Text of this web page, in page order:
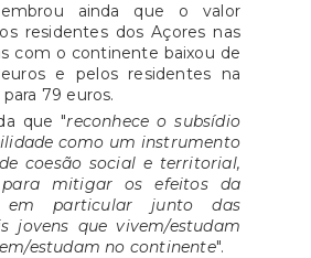
ainda que o valor
residentes dos Açores nas
com o continente baixou de
e pelos residentes na
79 euros.
que "reconhece o subsídio
como um instrumento
coesão social e territorial,
para mitigar os efeitos da
em particular junto das
jovens que vivem/estudam
estudam no continente".